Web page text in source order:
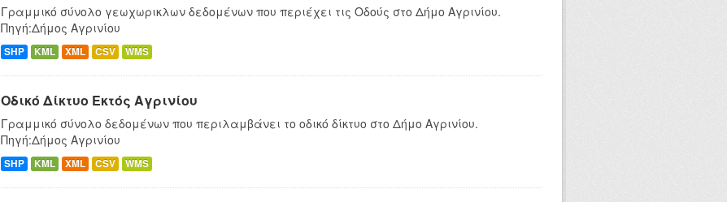
Γραμμικό σύνολο γεωχωρικλων δεδομένων που περιέχει τις Οδούς στο Δήμο Αγρινίου.
Πηγή:Δήμος Αγρινίου
SHP KML XML CSV WMS
Οδικό Δίκτυο Εκτός Αγρινίου
Γραμμικό σύνολο δεδομένων που περιλαμβάνει το οδικό δίκτυο στο Δήμο Αγρινίου.
Πηγή:Δήμος Αγρινίου
SHP KML XML CSV WMS